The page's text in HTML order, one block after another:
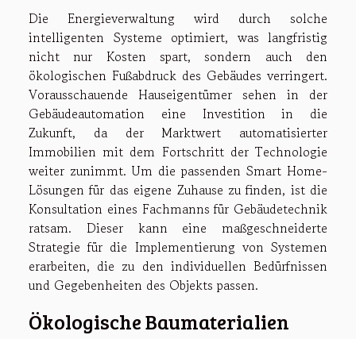
Die Energieverwaltung wird durch solche
intelligenten Systeme optimiert, was langfristig
nicht nur Kosten spart, sondern auch den
ökologischen Fußabdruck des Gebäudes verringert.
Vorausschauende Hauseigentümer sehen in der
Gebäudeautomation eine Investition in die
Zukunft, da der Marktwert automatisierter
Immobilien mit dem Fortschritt der Technologie
weiter zunimmt. Um die passenden Smart Home-
Lösungen für das eigene Zuhause zu finden, ist die
Konsultation eines Fachmanns für Gebäudetechnik
ratsam. Dieser kann eine maßgeschneiderte
Strategie für die Implementierung von Systemen
erarbeiten, die zu den individuellen Bedürfnissen
und Gegebenheiten des Objekts passen.
Ökologische Baumaterialien